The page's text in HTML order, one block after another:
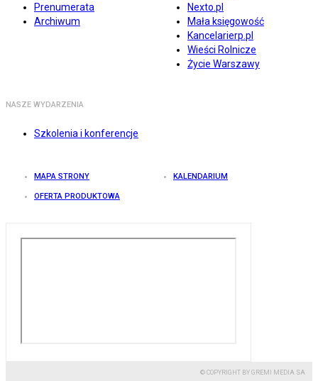
Prenumerata
Archiwum
Nexto.pl
Mała księgowość
Kancelarierp.pl
Wieści Rolnicze
Życie Warszawy
NASZE WYDARZENIA
Szkolenia i konferencje
MAPA STRONY KALENDARIUM
OFERTA PRODUKTOWA
© COPYRIGHT BY GREMI MEDIA SA